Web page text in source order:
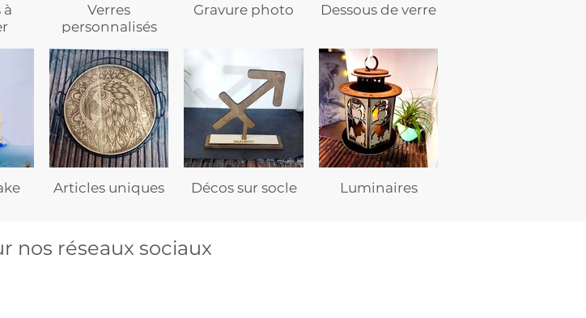
à
Verres
personnalisés
Gravure photo Dessous de verre
Articles uniques Décos sur socle Luminaires
nos réseaux sociaux